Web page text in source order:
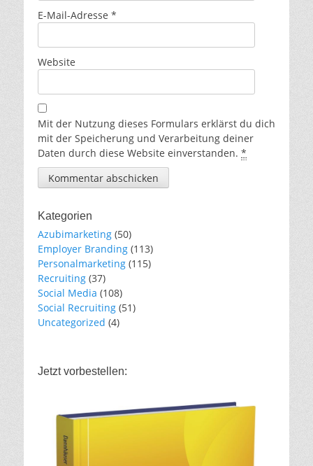
E-Mail-Adresse *
Website
Mit der Nutzung dieses Formulars erklärst du dich
mit der Speicherung und Verarbeitung deiner
Daten durch diese Website einverstanden. *
Kategorien
Azubimarketing (50)
Employer Branding (113)
Personalmarketing (115)
Recruiting (37)
Social Media (108)
Social Recruiting (51)
Uncategorized (4)
Jetzt vorbestellen: